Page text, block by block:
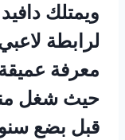
ويمتلك
لرابطة
حيث شغل
قبل بضع